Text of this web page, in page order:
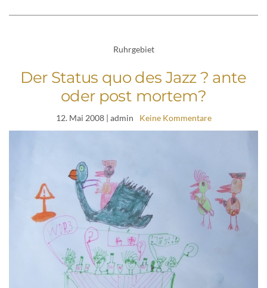
Ruhrgebiet
Der Status quo des Jazz ? ante
oder post mortem?
12. Mai 2008| admin Keine Kommentare